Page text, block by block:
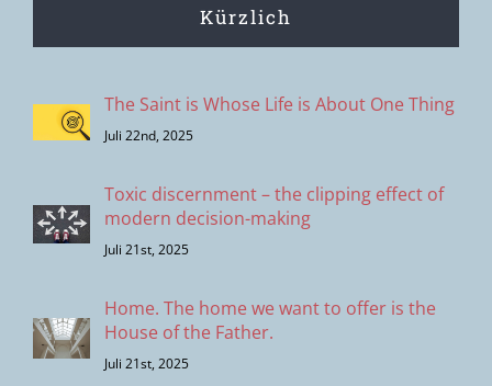
Kürzlich
The Saint is Whose Life is About One Thing
Juli 22nd, 2025
Toxic discernment – the clipping effect of
modern decision-making
Juli 21st, 2025
Home. The home we want to offer is the
House of the Father.
Juli 21st, 2025